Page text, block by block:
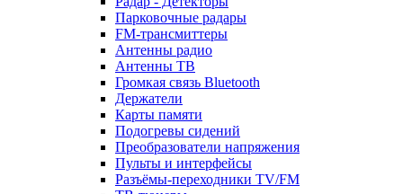
Парковочные радары
FM-трансмиттеры
Антенны радио
Антенны ТВ
Громкая связь Bluetooth
Держатели
Карты памяти
Подогревы сидений
Преобразователи напряжения
Пульты и интерфейсы
Разъёмы-переходники TV/FM